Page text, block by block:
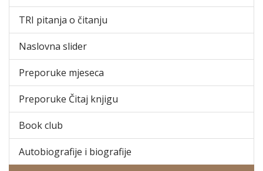
TRI pitanja o čitanju
Naslovna slider
Preporuke mjeseca
Preporuke Čitaj knjigu
Book club
Autobiografije i biografije